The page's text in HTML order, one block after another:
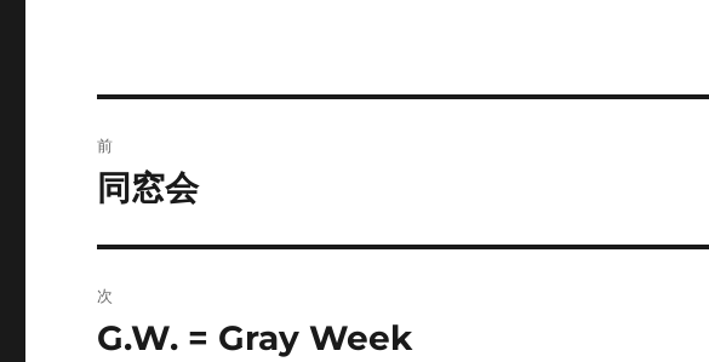
稿
ゲ
前
前
投
稿:
同窓会
次
次
G.W. = Gray Week